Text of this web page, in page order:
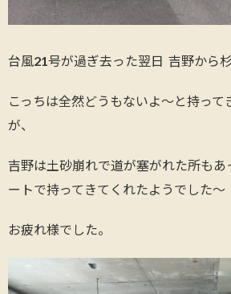
台風21号が過ぎ去った翌日 吉野から
こっちは全然どうもないよ〜と持って
が、
吉野は土砂崩れで道が塞がれた所もあ
ートで持ってきてくれたようでした〜
お疲れ様でした。